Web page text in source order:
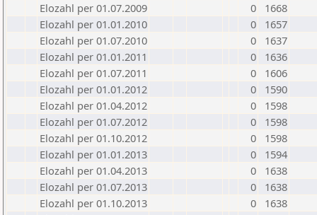
Elozahl per 01.07.2009
0
1668
Elozahl per 01.01.2010
0
1657
Elozahl per 01.07.2010
0
1637
Elozahl per 01.01.2011
0
1636
Elozahl per 01.07.2011
0
1606
Elozahl per 01.01.2012
0
1590
Elozahl per 01.04.2012
0
1598
Elozahl per 01.07.2012
0
1598
Elozahl per 01.10.2012
0
1598
Elozahl per 01.01.2013
0
1594
Elozahl per 01.04.2013
0
1638
Elozahl per 01.07.2013
0
1638
Elozahl per 01.10.2013
0
1638